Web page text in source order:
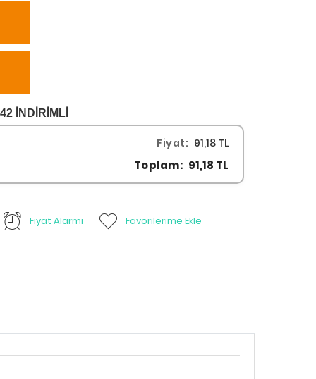
İNDİRİMLİ
Fiyat: 91,18 TL
Toplam: 91,18 TL
Fiyat Alarmı Favorilerime Ekle